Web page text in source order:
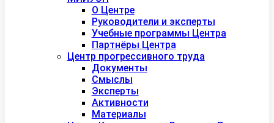
О Центре
Руководители и эксперты
Учебные программы Центра
Партнёры Центра
Центр прогрессивного труда
Документы
Смыслы
Эксперты
Активности
Материалы